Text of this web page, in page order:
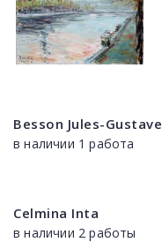
Besson Jules-Gustave
в наличии 1 работа
Celmina Inta
в наличии 2 работы